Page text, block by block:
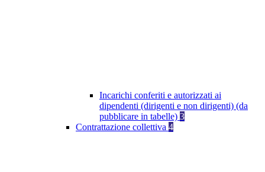
Incarichi conferiti e autorizzati ai
dipendenti (dirigenti e non dirigenti) (da
pubblicare in tabelle) 3
Contrattazione collettiva 4